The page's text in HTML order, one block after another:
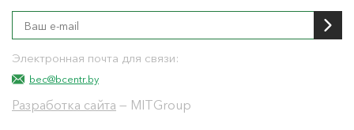
Электронная почта для связи:
bec@bcentr.by
Разработка сайта — MITGroup